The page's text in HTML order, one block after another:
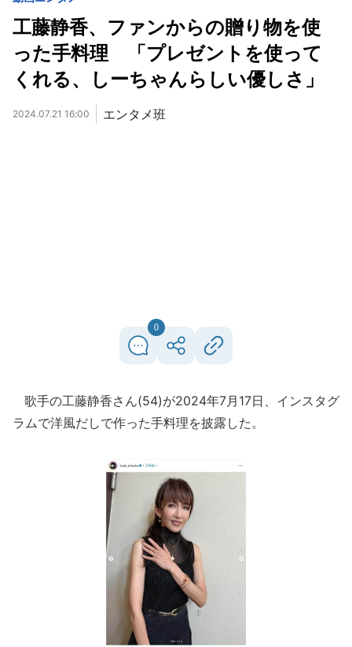
工藤静香、ファンからの贈り物を使
った手料理 「プレゼントを使って
くれる、しーちゃんらしい優しさ」
2024.07.21 16:00 エンタメ班
0
歌手の工藤静香さん(54)が2024年7月17日、インスタグ
ラムで洋風だしで作った手料理を披露した。